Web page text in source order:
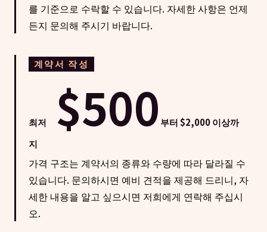
를 기준으로 수락할 수 있습니다. 자세한 사항은 언제
든지 문의해 주시기 바랍니다.
계약서 작성
최저 $500 부터 $2,000 이상까
지
가격 구조는 계약서의 종류와 수량에 따라 달라질 수
있습니다. 문의하시면 예비 견적을 제공해 드리니, 자
세한 내용을 알고 싶으시면 저희에게 연락해 주십시
오.